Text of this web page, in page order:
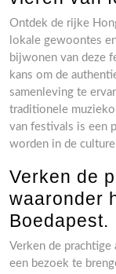
Ontdek de rijke
lokale gewoontes
bijwonen van deze
kans om de
samenleving te
traditionele
van festivals is een
worden in de
Verken de
waaronder
Boedapest.
Verken de
een bezoek te